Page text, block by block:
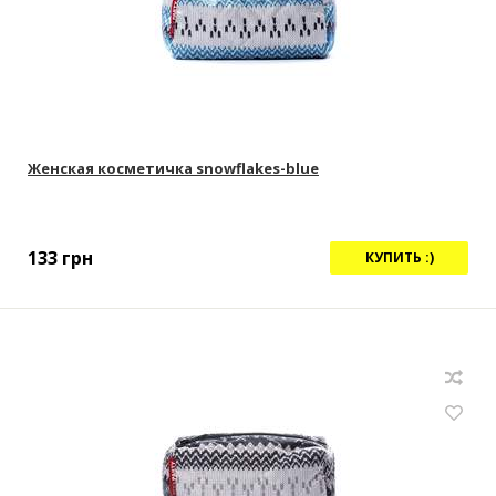
Женская косметичка snowflakes-blue
133 грн КУПИТЬ :)